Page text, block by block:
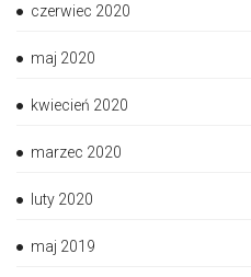
czerwiec 2020
maj 2020
kwiecień 2020
marzec 2020
luty 2020
maj 2019